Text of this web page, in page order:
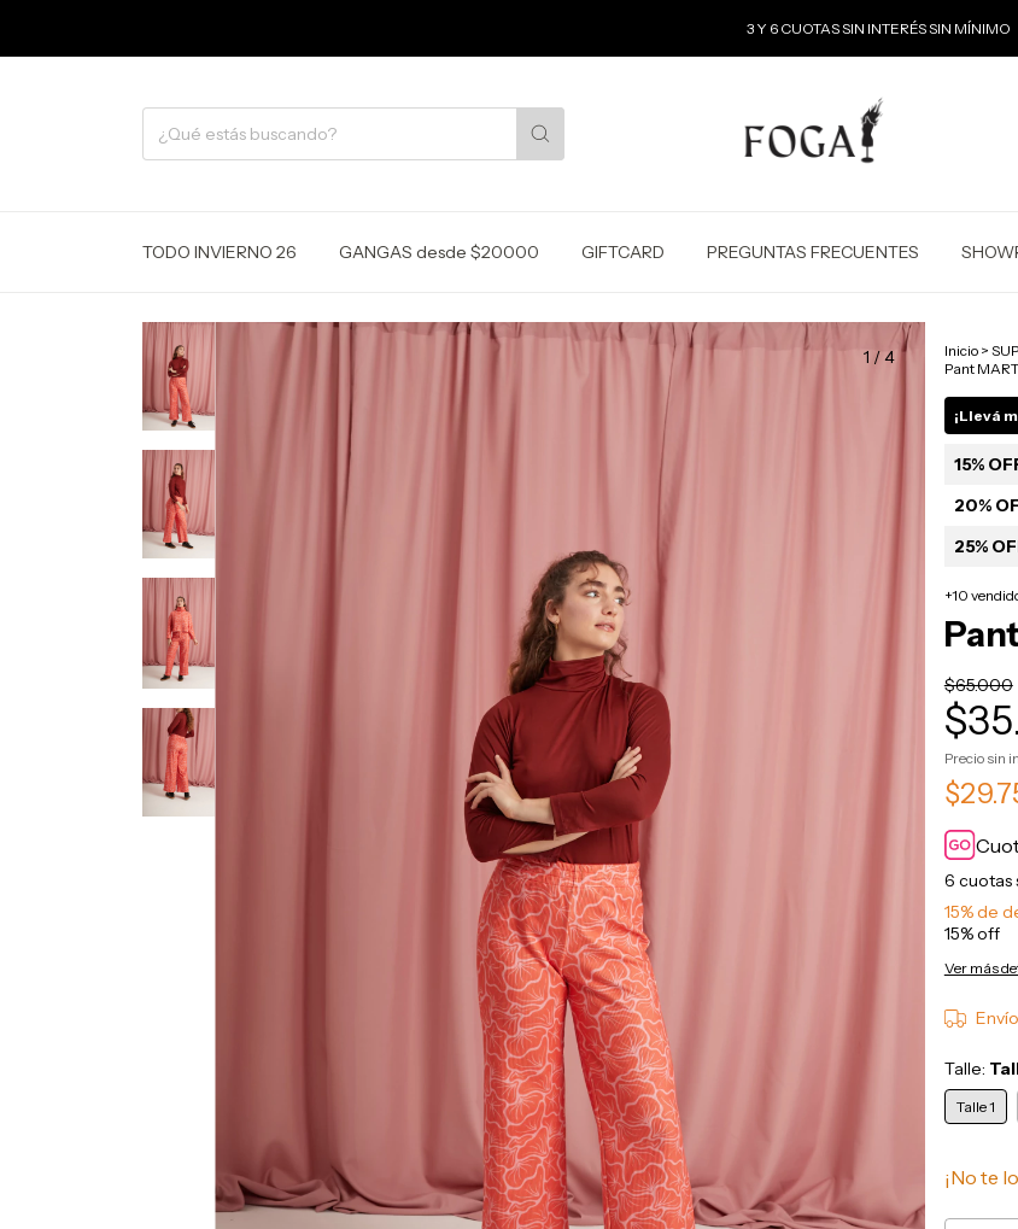
3 Y 6 CUOTAS SIN INTERÉS SIN MÍNIMO
TODO INVIERNO 26 GANGAS desde $20000 GIFTCARD PREGUNTAS FRECUENTES
1 /4 Inicio >
Pant
¡Llevá
15%
20%
25%
+10
$65.000
Precio sin
6 cuotas
15% de
15% off
Ver más
Talle:
Talle 1
¡No te